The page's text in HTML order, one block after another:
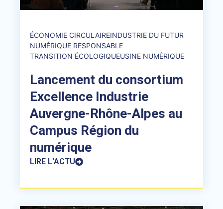
ÉCONOMIE CIRCULAIREINDUSTRIE DU FUTUR
NUMÉRIQUE RESPONSABLE
TRANSITION ÉCOLOGIQUEUSINE NUMÉRIQUE
Lancement du consortium
Excellence Industrie
Auvergne-Rhône-Alpes au
Campus Région du
numérique
LIRE L'ACTU